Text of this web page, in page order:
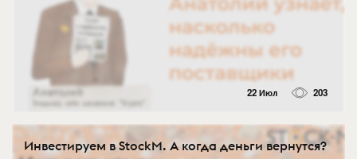
22 Июл 203
Инвестируем в StockM. А когда деньги вернутся?